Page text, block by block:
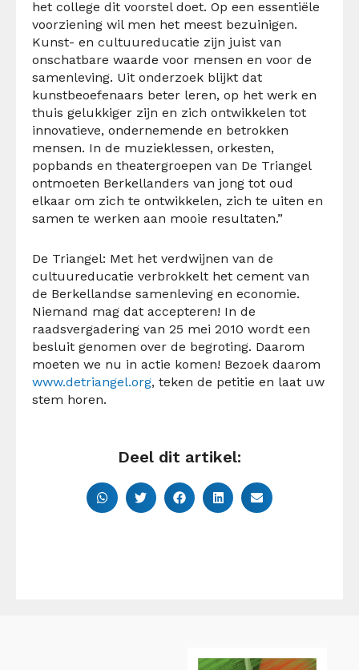
het college dit voorstel doet. Op een essentiële
voorziening wil men het meest bezuinigen.
Kunst- en cultuureducatie zijn juist van
onschatbare waarde voor mensen en voor de
samenleving. Uit onderzoek blijkt dat
kunstbeoefenaars beter leren, op het werk en
thuis gelukkiger zijn en zich ontwikkelen tot
innovatieve, ondernemende en betrokken
mensen. In de muzieklessen, orkesten,
popbands en theatergroepen van De Triangel
ontmoeten Berkellanders van jong tot oud
elkaar om zich te ontwikkelen, zich te uiten en
samen te werken aan mooie resultaten.”
De Triangel: Met het verdwijnen van de
cultuureducatie verbrokkelt het cement van
de Berkellandse samenleving en economie.
Niemand mag dat accepteren! In de
raadsvergadering van 25 mei 2010 wordt een
besluit genomen over de begroting. Daarom
moeten we nu in actie komen! Bezoek daarom
www.detriangel.org, teken de petitie en laat uw
stem horen.
Deel dit artikel: